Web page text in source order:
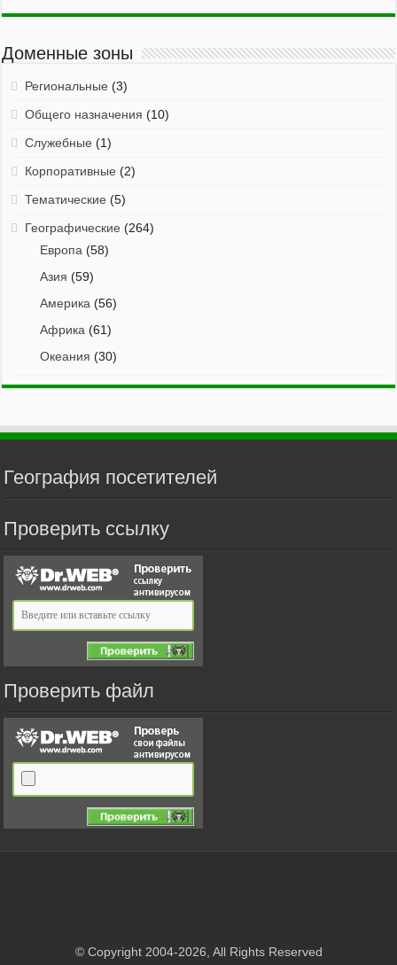
Доменные зоны
Региональные (3)
Общего назначения (10)
Служебные (1)
Корпоративные (2)
Тематические (5)
Географические (264)
Европа (58)
Азия (59)
Америка (56)
Африка (61)
Океания (30)
География посетителей
Проверить ссылку
Проверить файл
© Copyright 2004-2026, All Rights Reserved